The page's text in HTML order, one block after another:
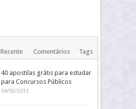
Recente Comentários Tags
40 apostilas grátis para estudar
para Concursos Públicos
04/02/2015